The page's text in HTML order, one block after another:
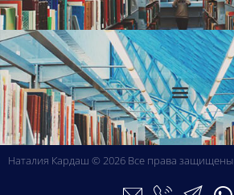
Наталия Кардаш © 2026 Все права защищены